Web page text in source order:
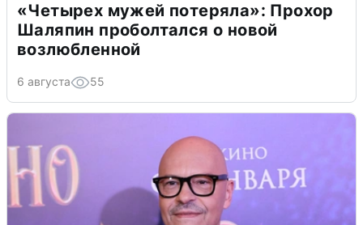
«Четырех мужей потеряла»: Прохор
Шаляпин проболтался о новой
возлюбленной
6 августа 55